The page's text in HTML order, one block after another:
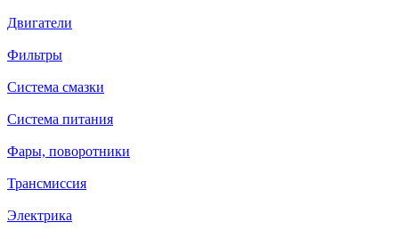
Двигатели
Фильтры
Система смазки
Система питания
Фары, поворотники
Трансмиссия
Электрика